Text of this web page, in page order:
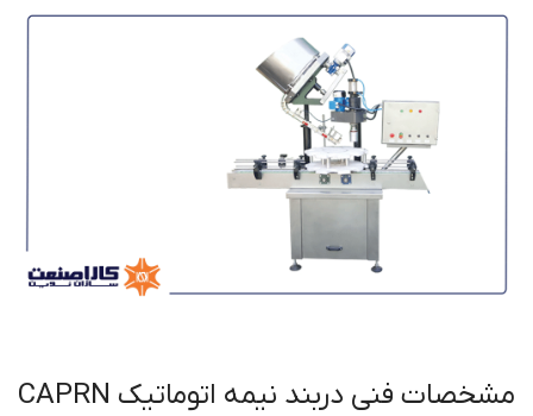
مشخصات فنی دربند نيمه اتوماتيك CAPRN